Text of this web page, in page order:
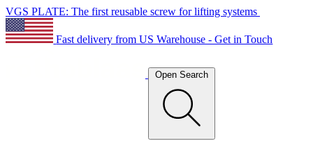
VGS PLATE: The first reusable screw for lifting systems
Fast delivery from US Warehouse - Get in Touch
Open Search